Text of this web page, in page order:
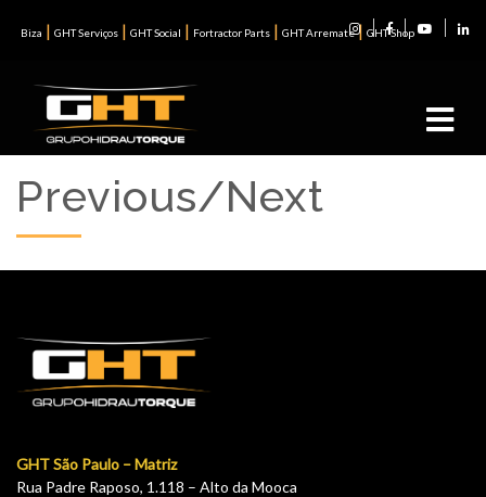
Biza | GHT Serviços | GHT Social | Fortractor Parts | GHT Arremate| GHT Shop
Previous/Next
GHT São Paulo – Matriz
Rua Padre Raposo, 1.118 – Alto da Mooca